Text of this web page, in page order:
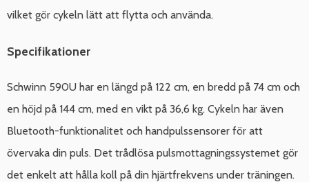
vilket gör cykeln lätt att flytta och använda.
Specifikationer
Schwinn 590U har en längd på 122 cm, en bredd på 74 cm och
en höjd på 144 cm, med en vikt på 36,6 kg. Cykeln har även
Bluetooth-funktionalitet och handpulssensorer för att
övervaka din puls. Det trådlösa pulsmottagningssystemet gör
det enkelt att hålla koll på din hjärtfrekvens under träningen.